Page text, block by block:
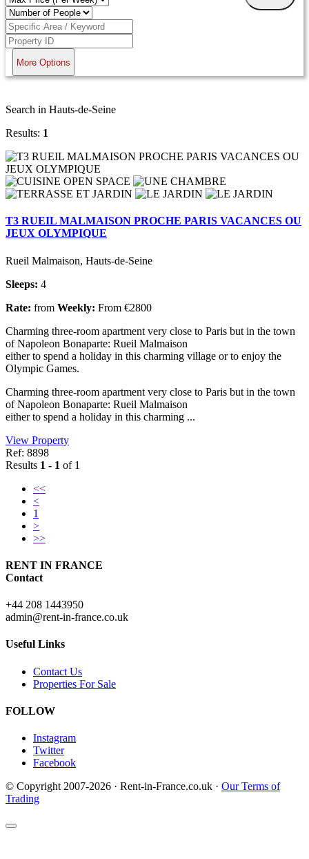
More Options
Search in Hauts-de-Seine
Results: 1
T3 RUEIL MALMAISON PROCHE PARIS VACANCES OU
JEUX OLYMPIQUE
Rueil Malmaison, Hauts-de-Seine
Sleeps: 4
Rate: from Weekly: From €2800
Charming three-room apartment very close to Paris but in the town
of Napoleon Bonaparte: Rueil Malmaison
either to spend a holiday in this charming village or to enjoy the
Olympic Games.
Charming three-room apartment very close to Paris but in the town
of Napoleon Bonaparte: Rueil Malmaison
either to spend a holiday in this charming ...
View Property
Ref: 8898
Results 1 - 1 of 1
<<
<
1
>
>>
RENT IN FRANCE
Contact
+44 208 1443950
admin@rent-in-france.co.uk
Useful Links
Contact Us
Properties For Sale
FOLLOW
Instagram
Twitter
Facebook
© Copyright 2007-2026 · Rent-in-France.co.uk · Our Terms of
Trading